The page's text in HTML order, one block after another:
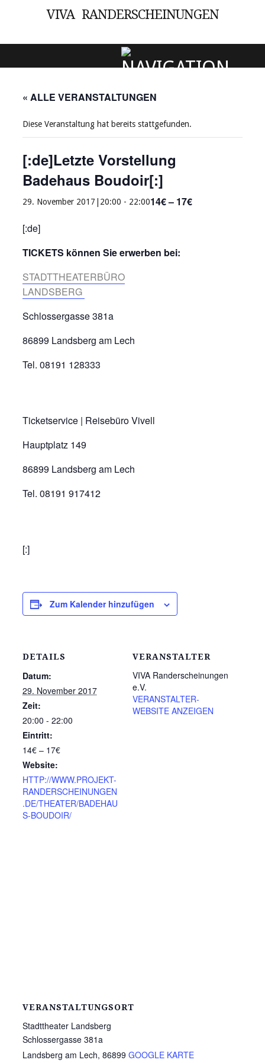
VIVA RANDERSCHEINUNGEN
« ALLE VERANSTALTUNGEN
Diese Veranstaltung hat bereits stattgefunden.
[:de]Letzte Vorstellung
Badehaus Boudoir[:]
29. November 2017|20:00 - 22:0014€ – 17€
[:de]
TICKETS können Sie erwerben bei:
STADTTHEATERBÜRO
LANDSBERG
Schlossergasse 381a
86899 Landsberg am Lech
Tel. 08191 128333
Ticketservice | Reisebüro Vivell
Hauptplatz 149
86899 Landsberg am Lech
Tel. 08191 917412
[:]
Zum Kalender hinzufügen
DETAILS
Datum:
29. November 2017
Zeit:
20:00 - 22:00
Eintritt:
14€ – 17€
Website:
HTTP://WWW.PROJEKT-
RANDERSCHEINUNGEN
.DE/THEATER/BADEHAU
S-BOUDOIR/
VERANSTALTER
VIVA Randerscheinungen
e.V.
VERANSTALTER-
WEBSITE ANZEIGEN
VERANSTALTUNGSORT
Stadttheater Landsberg
Schlossergasse 381a
Landsberg am Lech, 86899 GOOGLE KARTE